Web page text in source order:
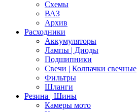
Схемы
ВАЗ
Архив
Расходники
Аккумуляторы
Лампы | Диоды
Подшипники
Свечи | Колпачки свечные
Фильтры
Шланги
Резина | Шины
Камеры мото